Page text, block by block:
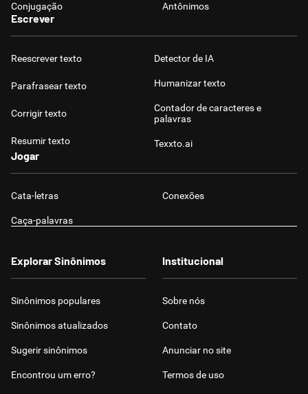
Conjugação Antônimos
Escrever
Reescrever texto
Parafrasear texto
Corrigir texto
Resumir texto
Detector de IA
Humanizar texto
Contador de caracteres e
palavras
Texxto.ai
Jogar
Cata-letras Conexões
Caça-palavras
Explorar Sinônimos
Sinônimos populares
Sinônimos atualizados
Sugerir sinônimos
Encontrou um erro?
Institucional
Sobre nós
Contato
Anunciar no site
Termos de uso